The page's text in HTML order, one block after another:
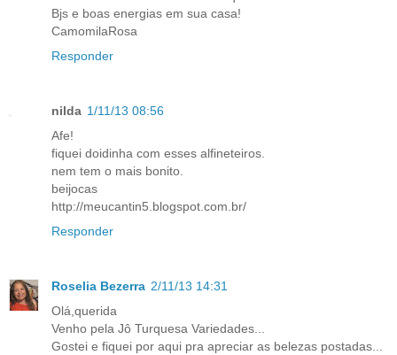
Bjs e boas energias em sua casa!
CamomilaRosa
Responder
nilda 1/11/13 08:56
Afe!
fiquei doidinha com esses alfineteiros.
nem tem o mais bonito.
beijocas
http://meucantin5.blogspot.com.br/
Responder
Roselia Bezerra 2/11/13 14:31
Olá,querida
Venho pela Jô Turquesa Variedades...
Gostei e fiquei por aqui pra apreciar as belezas postadas...